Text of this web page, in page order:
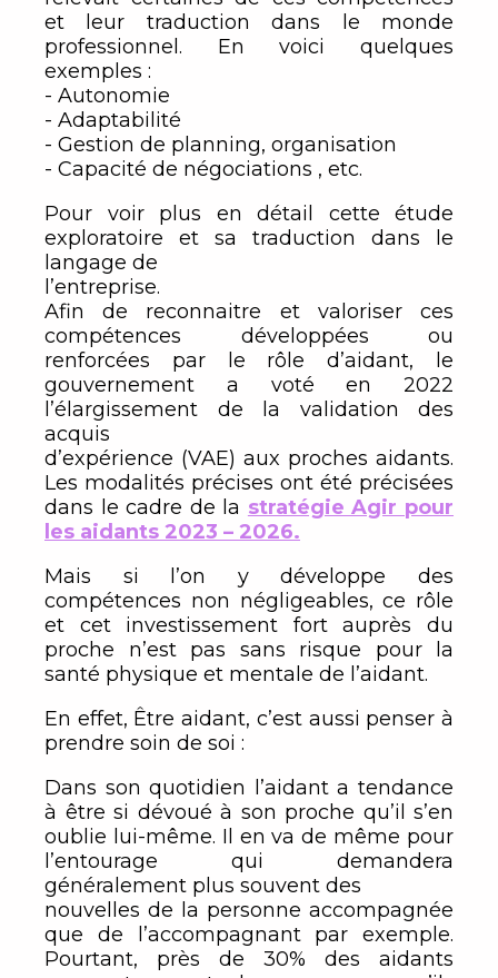
et leur traduction dans le monde
professionnel. En voici quelques
exemples :
- Autonomie
- Adaptabilité
- Gestion de planning, organisation
- Capacité de négociations , etc.
Pour voir plus en détail cette étude
exploratoire et sa traduction dans le
langage de
l’entreprise.
Afin de reconnaitre et valoriser ces
compétences développées ou
renforcées par le rôle d’aidant, le
gouvernement a voté en 2022
l’élargissement de la validation des
acquis
d’expérience (VAE) aux proches aidants.
Les modalités précises ont été précisées
dans le cadre de la stratégie Agir pour
les aidants 2023 – 2026.
Mais si l’on y développe des
compétences non négligeables, ce rôle
et cet investissement fort auprès du
proche n’est pas sans risque pour la
santé physique et mentale de l’aidant.
En effet, Être aidant, c’est aussi penser à
prendre soin de soi :
Dans son quotidien l’aidant a tendance
à être si dévoué à son proche qu’il s’en
oublie lui-même. Il en va de même pour
l’entourage qui demandera
généralement plus souvent des
nouvelles de la personne accompagnée
que de l’accompagnant par exemple.
Pourtant, près de 30% des aidants